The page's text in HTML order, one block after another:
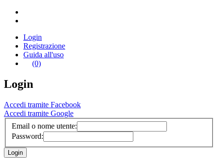
Login
Registrazione
Guida all'uso
(0)
Login
Accedi tramite Facebook
Accedi tramite Google
Email o nome utente:
Password: